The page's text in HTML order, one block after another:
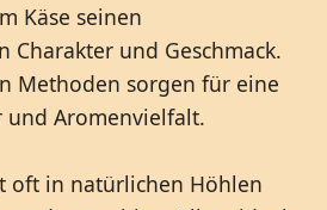
Käse seinen
Charakter und Geschmack.
Methoden sorgen für eine
und Aromenvielfalt.
oft in natürlichen Höhlen